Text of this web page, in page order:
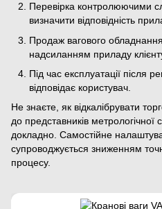
Перевірка контролюючими
визначити відповідність
Продаж вагового
надсиланням приладу
Під час експлуатації після
відповідає користувач.
Не знаєте, як відкалібрувати
до представників
докладно. Самостійне
супроводжується зниженням
процесу.